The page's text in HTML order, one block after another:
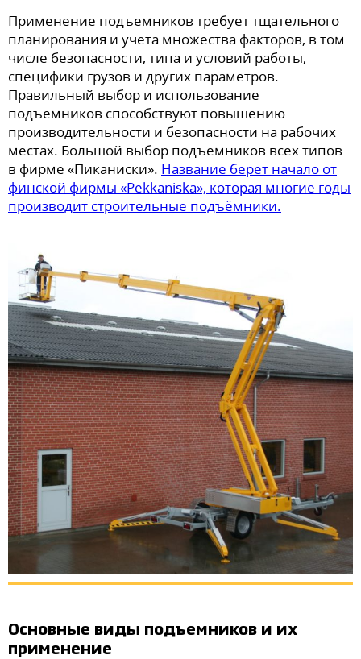
Применение подъемников требует тщательного
планирования и учёта множества факторов, в том
числе безопасности, типа и условий работы,
специфики грузов и других параметров.
Правильный выбор и использование
подъемников способствуют повышению
производительности и безопасности на рабочих
местах. Большой выбор подъемников всех типов
в фирме «Пиканиски». Название берет начало от
финской фирмы «Pekkaniska», которая многие годы
производит строительные подъёмники.
Основные виды подъемников и их
применение